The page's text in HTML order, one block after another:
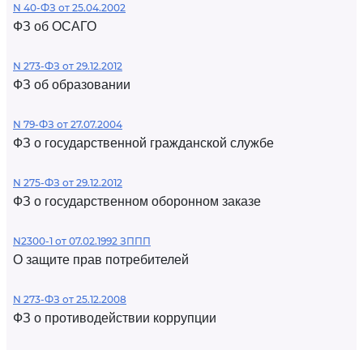
N 40-ФЗ от 25.04.2002
ФЗ об ОСАГО
N 273-ФЗ от 29.12.2012
ФЗ об образовании
N 79-ФЗ от 27.07.2004
ФЗ о государственной гражданской службе
N 275-ФЗ от 29.12.2012
ФЗ о государственном оборонном заказе
N2300-1 от 07.02.1992 ЗППП
О защите прав потребителей
N 273-ФЗ от 25.12.2008
ФЗ о противодействии коррупции